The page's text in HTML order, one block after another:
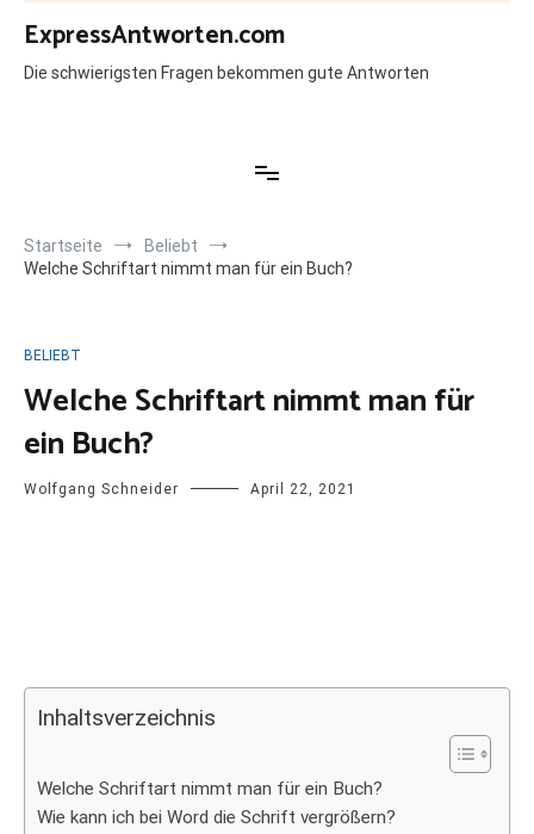
Zum
Inhalt
springen
ExpressAntworten.com
Die schwierigsten Fragen bekommen gute Antworten
Startseite
Beliebt
Welche Schriftart nimmt man für ein Buch?
BELIEBT
Welche Schriftart nimmt man für
ein Buch?
Wolfgang Schneider April 22, 2021
Inhaltsverzeichnis
Welche Schriftart nimmt man für ein Buch?
Wie kann ich bei Word die Schrift vergrößern?